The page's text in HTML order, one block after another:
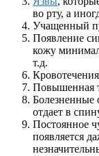
во рту, а
Учащенный
Появление
кожу
т.д.
Повышенная
Болезненные
отдает в
Постоянное
появляется